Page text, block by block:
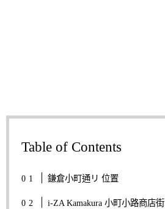
Table of Contents
鎌倉小町通リ 位置
i-ZA Kamakura 小町小路商店街